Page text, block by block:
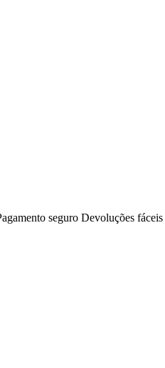
seguro Devoluções fáceis